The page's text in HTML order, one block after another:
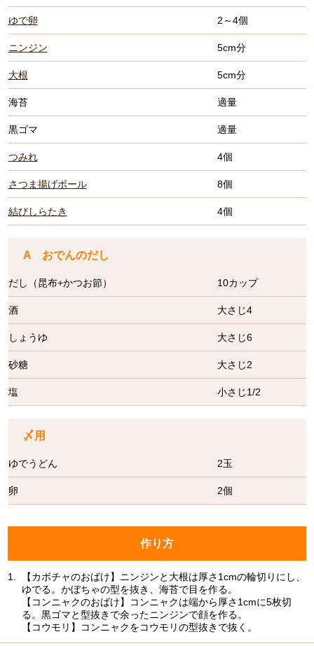
ゆで卵 2～4個
ニンジン 5cm分
大根 5cm分
海苔 適量
黒ゴマ 適量
つみれ 4個
さつま揚げボール 8個
結びしらたき 4個
A おでんのだし
だし（昆布+かつお節） 10カップ
酒 大さじ4
しょうゆ 大さじ6
砂糖 大さじ2
塩 小さじ1/2
〆用
ゆでうどん 2玉
卵 2個
作り方
1.
【カボチャのおばけ】ニンジンと大根は厚さ1cmの輪切りにし、
ゆでる。かぼちゃの型を抜き、海苔で目を作る。
【コンニャクのおばけ】コンニャクは端から厚さ1cmに5枚切
る。黒ゴマと型抜きで余ったニンジンで顔を作る。
【コウモリ】コンニャクをコウモリの型抜きで抜く。